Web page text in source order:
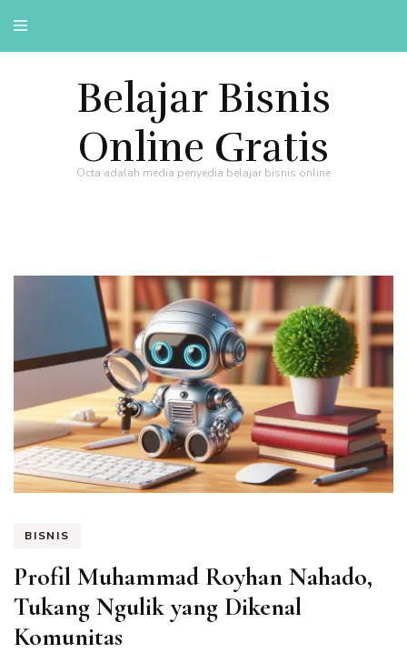
Belajar Bisnis
Online Gratis
Octa adalah media penyedia belajar bisnis online
BISNIS
Profil Muhammad Royhan Nahado,
Tukang Ngulik yang Dikenal
Komunitas